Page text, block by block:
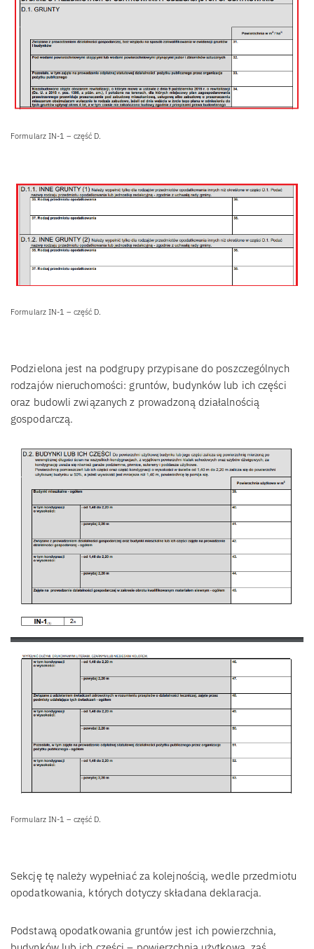
Formularz IN-1 – część D.
Formularz IN-1 – część D.
Podzielona jest na podgrupy przypisane do poszczególnych
rodzajów nieruchomości: gruntów, budynków lub ich części
oraz budowli związanych z prowadzoną działalnością
gospodarczą.
Formularz IN-1 – część D.
Sekcję tę należy wypełniać za kolejnością, wedle przedmiotu
opodatkowania, których dotyczy składana deklaracja.
Podstawą opodatkowania gruntów jest ich powierzchnia,